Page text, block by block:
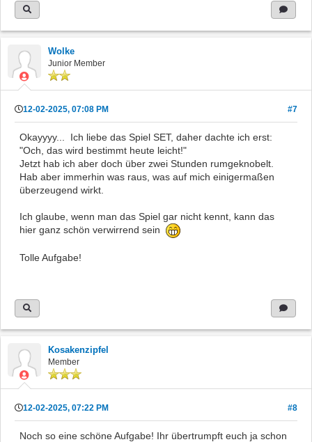
Wolke
Junior Member
12-02-2025, 07:08 PM #7
Okayyyy... Ich liebe das Spiel SET, daher dachte ich erst:
"Och, das wird bestimmt heute leicht!"
Jetzt hab ich aber doch über zwei Stunden rumgeknobelt.
Hab aber immerhin was raus, was auf mich einigermaßen
überzeugend wirkt.
Ich glaube, wenn man das Spiel gar nicht kennt, kann das
hier ganz schön verwirrend sein
Tolle Aufgabe!
Kosakenzipfel
Member
12-02-2025, 07:22 PM #8
Noch so eine schöne Aufgabe! Ihr übertrumpft euch ja schon